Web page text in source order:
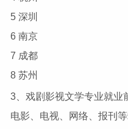
5 深圳
6 南京
7 成都
8 苏州
3、戏剧影视文学专业就业
电影、电视、网络、报刊